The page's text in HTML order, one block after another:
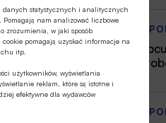
danych statystycznych i analitycznych
nam analizować liczbowe
zrozumienia, w jaki sposób
pomagają uzyskać informacje na
itp.
użytkowników, wyświetlania
reklam, które są istotne i
efektywne dla wydawców
W